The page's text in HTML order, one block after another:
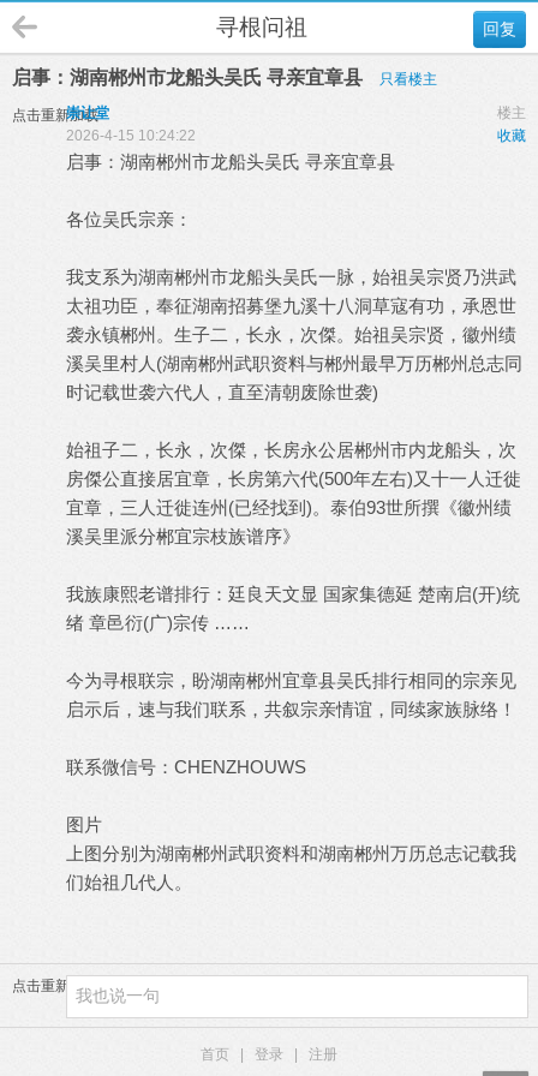
回复
寻根问祖
启事：湖南郴州市龙船头吴氏 寻亲宜章县 只看楼主
点击重新加载 楼主
崇让堂
收藏
2026-4-15 10:24:22
启事：湖南郴州市龙船头吴氏 寻亲宜章县
各位吴氏宗亲：
我支系为湖南郴州市龙船头吴氏一脉，始祖吴宗贤乃洪武
太祖功臣，奉征湖南招募堡九溪十八洞草寇有功，承恩世
袭永镇郴州。生子二，长永，次傑。始祖吴宗贤，徽州绩
溪吴里村人(湖南郴州武职资料与郴州最早万历郴州总志同
时记载世袭六代人，直至清朝废除世袭)
始祖子二，长永，次傑，长房永公居郴州市内龙船头，次
房傑公直接居宜章，长房第六代(500年左右)又十一人迁徙
宜章，三人迁徙连州(已经找到)。泰伯93世所撰《徽州绩
溪吴里派分郴宜宗枝族谱序》
我族康熙老谱排行：廷良天文显 国家集德延 楚南启(开)统
绪 章邑衍(广)宗传 ……
今为寻根联宗，盼湖南郴州宜章县吴氏排行相同的宗亲见
启示后，速与我们联系，共叙宗亲情谊，同续家族脉络！
联系微信号：CHENZHOUWS
图片
上图分别为湖南郴州武职资料和湖南郴州万历总志记载我
们始祖几代人。
点击重新加载
首页 登录
注册